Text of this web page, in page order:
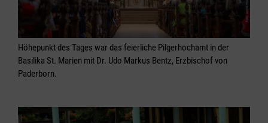
Höhepunkt des Tages war das feierliche Pilgerhochamt in der
Basilika St. Marien mit Dr. Udo Markus Bentz, Erzbischof von
Paderborn.